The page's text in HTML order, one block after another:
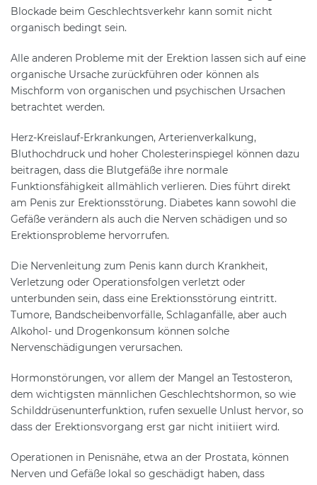
Blockade beim Geschlechtsverkehr kann somit nicht
organisch bedingt sein.
Alle anderen Probleme mit der Erektion lassen sich auf eine
organische Ursache zurückführen oder können als
Mischform von organischen und psychischen Ursachen
betrachtet werden.
Herz-Kreislauf-Erkrankungen, Arterienverkalkung,
Bluthochdruck und hoher Cholesterinspiegel können dazu
beitragen, dass die Blutgefäße ihre normale
Funktionsfähigkeit allmählich verlieren. Dies führt direkt
am Penis zur Erektionsstörung. Diabetes kann sowohl die
Gefäße verändern als auch die Nerven schädigen und so
Erektionsprobleme hervorrufen.
Die Nervenleitung zum Penis kann durch Krankheit,
Verletzung oder Operationsfolgen verletzt oder
unterbunden sein, dass eine Erektionsstörung eintritt.
Tumore, Bandscheibenvorfälle, Schlaganfälle, aber auch
Alkohol- und Drogenkonsum können solche
Nervenschädigungen verursachen.
Hormonstörungen, vor allem der Mangel an Testosteron,
dem wichtigsten männlichen Geschlechtshormon, so wie
Schilddrüsenunterfunktion, rufen sexuelle Unlust hervor, so
dass der Erektionsvorgang erst gar nicht initiiert wird.
Operationen in Penisnähe, etwa an der Prostata, können
Nerven und Gefäße lokal so geschädigt haben, dass